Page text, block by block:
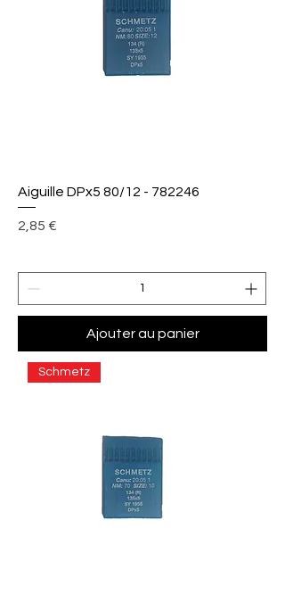
Aiguille DPx5 80/12 - 782246
Prix
2,85 €
Ajouter au panier
Schmetz